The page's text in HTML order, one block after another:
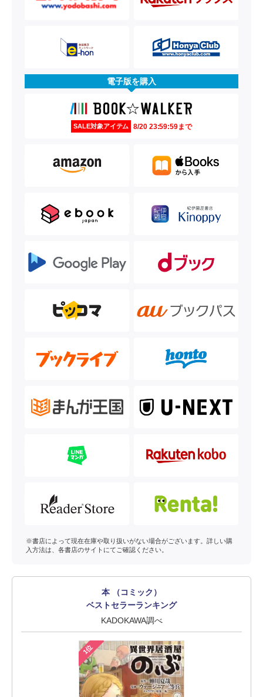
電子版を購入
SALE対象アイテム 8/20 23:59:59まで
※書店によって現在在庫や取り扱いがない場合がございます。詳しい購
入方法は、各書店のサイトにてご確認ください。
本 （コミック）
ベストセラーランキング
KADOKAWA調べ
1位